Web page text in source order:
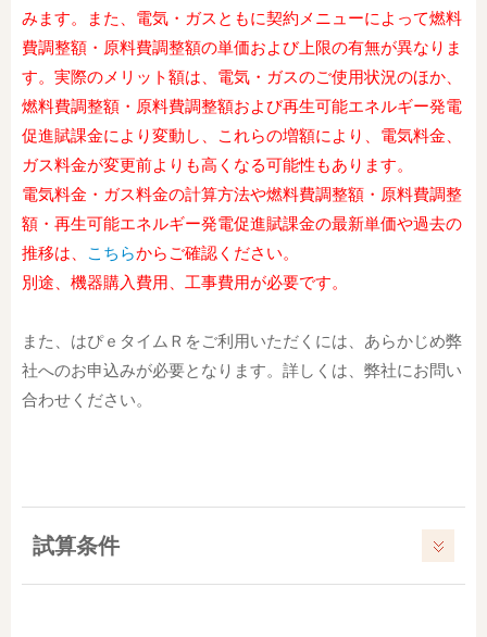
みます。また、電気・ガスともに契約メニューによって燃料
費調整額・原料費調整額の単価および上限の有無が異なりま
す。実際のメリット額は、電気・ガスのご使用状況のほか、
燃料費調整額・原料費調整額および再生可能エネルギー発電
促進賦課金により変動し、これらの増額により、電気料金、
ガス料金が変更前よりも高くなる可能性もあります。
電気料金・ガス料金の計算方法や燃料費調整額・原料費調整
額・再生可能エネルギー発電促進賦課金の最新単価や過去の
推移は、
こちらからご確認ください。
別途、機器購入費用、工事費用が必要です。
また、はぴｅタイムＲをご利用いただくには、あらかじめ弊
社へのお申込みが必要となります。詳しくは、弊社にお問い
合わせください。
試算条件